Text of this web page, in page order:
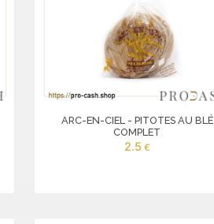
ARC-EN-CIEL - PITOTES AU BLÉ
COMPLET
2.5